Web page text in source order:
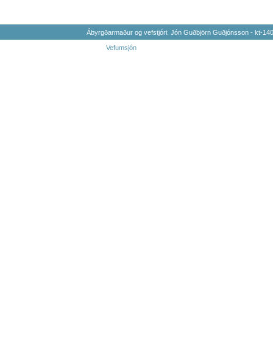
Ábyrgðarmaður og vefstjóri: Jón Guðbjörn Guðjónsson - kt-
Vefumsjón